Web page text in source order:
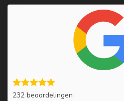
232 beoordelingen